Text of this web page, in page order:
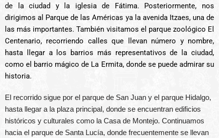
de la ciudad y la iglesia de Fátima. Posteriormente, nos
dirigimos al Parque de las Américas ya la avenida Itzaes, una de
las más importantes. También visitamos el parque zoológico El
Centenario, recorriendo calles que llevan número y nombre,
hasta llegar a los barrios más representativos de la ciudad,
como el barrio mágico de La Ermita, donde se puede admirar su
historia.
El recorrido sigue por el parque de San Juan y el parque Hidalgo,
hasta llegar a la plaza principal, donde se encuentran edificios
históricos y culturales como la Casa de Montejo. Continuamos
hacia el parque de Santa Lucía, donde frecuentemente se llevan